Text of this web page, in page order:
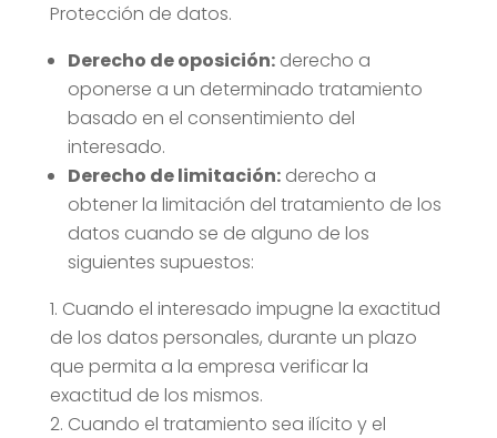
Protección de datos.
Derecho de oposición:derecho a
oponerse a un determinado tratamiento
basado en el consentimiento del
interesado.
Derecho de limitación:derecho a
obtener la limitación del tratamiento de los
datos cuando se de alguno de los
siguientes supuestos:
Cuando el interesado impugne la exactitud
de los datos personales, durante un plazo
que permita a la empresa verificar la
exactitud de los mismos.
Cuando el tratamiento sea ilícito y el